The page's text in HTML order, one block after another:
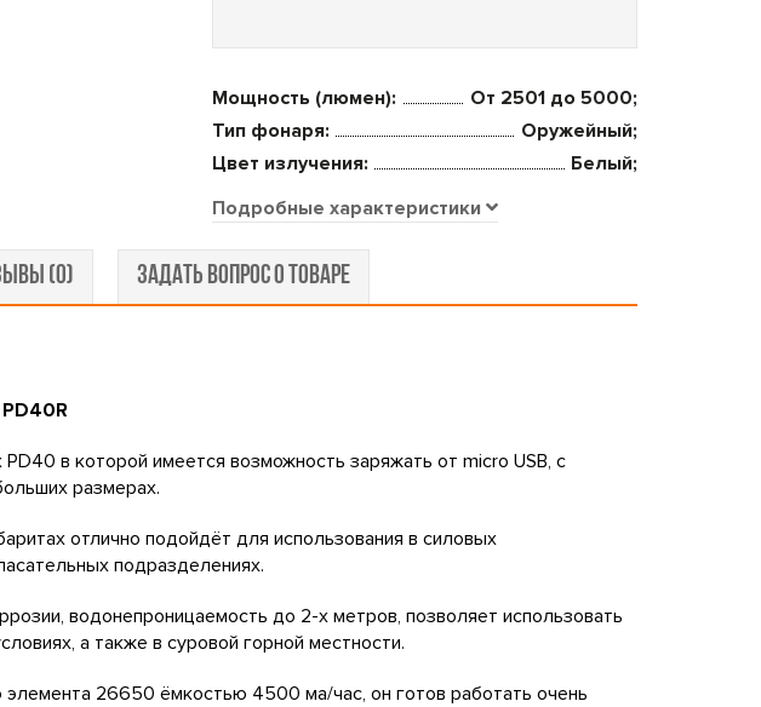
Мощность (люмен):
От 2501 до 5000;
Тип фонаря:
Оружейный;
Цвет излучения:
Белый;
Подробные характеристики
(0) ЗАДАТЬ ВОПРОС О ТОВАРЕ
в которой имеется возможность заряжать от micro USB, с
размерах.
отлично подойдёт для использования в силовых
подразделениях.
водонепроницаемость до 2-х метров, позволяет использовать
а также в суровой горной местности.
элемента 26650 ёмкостью 4500 ма/час, он готов работать очень